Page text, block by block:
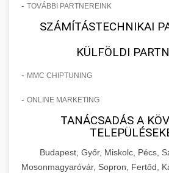
- TOVÁBBI PARTNEREINK
SZÁMÍTÁSTECHNIKAI
KÜLFÖLDI
- MMC CHIPTUNING
- ONLINE MARKETING
TANÁCSADÁS A
Budapest, Győr, Miskolc, Pécs,
Mosonmagyaróvár, Sopron, Fertőd,